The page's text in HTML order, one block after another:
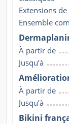
Extensions
Ensemble
À partir de
Jusqu’à
À partir de
Jusqu’à
Bikini